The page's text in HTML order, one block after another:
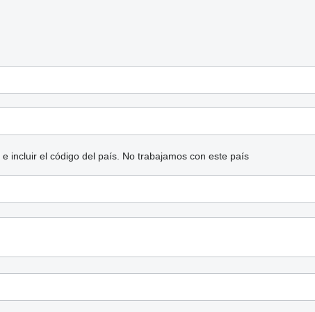
incluir el código del país. No trabajamos con este país